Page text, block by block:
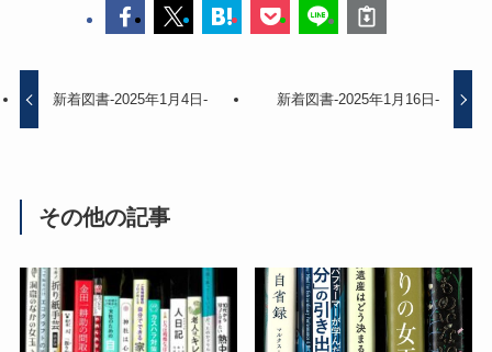
新着図書-2025年1月4日- 新着図書-2025年1月16日-
その他の記事